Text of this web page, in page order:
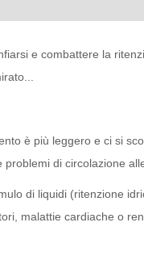
e combattere la
è più leggero e ci si
di circolazione
di liquidi (ritenzione
malattie cardiache o